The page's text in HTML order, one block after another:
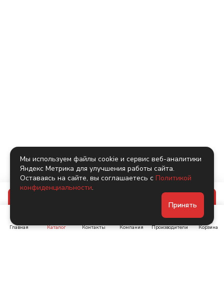
Главная Каталог Контакты Компания Производители Корзина
Мы используем файлы cookie и сервис веб-аналитики
Яндекс Метрика для улучшения работы сайта.
Оставаясь на сайте, вы соглашаетесь с Политикой
конфиденциальности.
Принять